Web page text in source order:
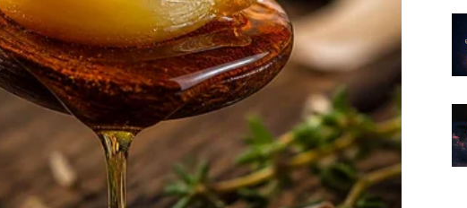
zvijezda u ovom periodu.
vam se život konačno okreće u mnogo ljepšem pravcu.
najpotrebnija